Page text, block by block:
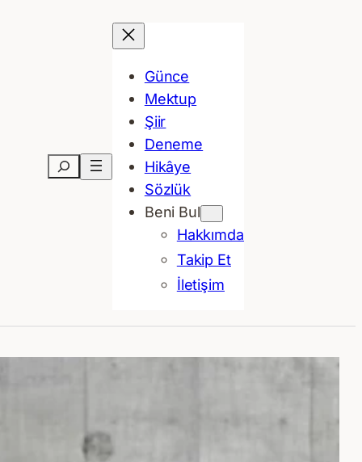
Ara
Günce
Mektup
Şiir
Deneme
Hikâye
Sözlük
Beni Bul
Hakkımda
Takip Et
İletişim